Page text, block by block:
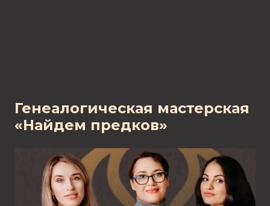
Генеалогическая мастерская
«Найдем предков»